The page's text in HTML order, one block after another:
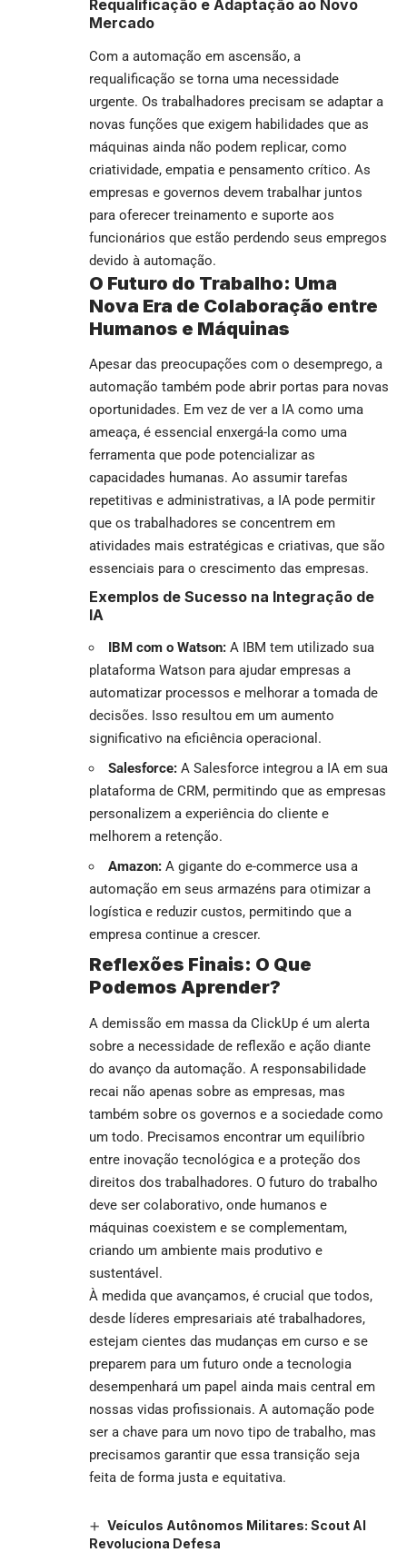
Requalificação e Adaptação ao Novo
Mercado
Com a automação em ascensão, a
requalificação se torna uma necessidade
urgente. Os trabalhadores precisam se adaptar a
novas funções que exigem habilidades que as
máquinas ainda não podem replicar, como
criatividade, empatia e pensamento crítico. As
empresas e governos devem trabalhar juntos
para oferecer treinamento e suporte aos
funcionários que estão perdendo seus empregos
devido à automação.
O Futuro do Trabalho: Uma
Nova Era de Colaboração entre
Humanos e Máquinas
Apesar das preocupações com o desemprego, a
automação também pode abrir portas para novas
oportunidades. Em vez de ver a IA como uma
ameaça, é essencial enxergá-la como uma
ferramenta que pode potencializar as
capacidades humanas. Ao assumir tarefas
repetitivas e administrativas, a IA pode permitir
que os trabalhadores se concentrem em
atividades mais estratégicas e criativas, que são
essenciais para o crescimento das empresas.
Exemplos de Sucesso na Integração de
IA
IBM com o Watson: A IBM tem utilizado sua
plataforma Watson para ajudar empresas a
automatizar processos e melhorar a tomada de
decisões. Isso resultou em um aumento
significativo na eficiência operacional.
Salesforce: A Salesforce integrou a IA em sua
plataforma de CRM, permitindo que as empresas
personalizem a experiência do cliente e
melhorem a retenção.
Amazon: A gigante do e-commerce usa a
automação em seus armazéns para otimizar a
logística e reduzir custos, permitindo que a
empresa continue a crescer.
Reflexões Finais: O Que
Podemos Aprender?
A demissão em massa da ClickUp é um alerta
sobre a necessidade de reflexão e ação diante
do avanço da automação. A responsabilidade
recai não apenas sobre as empresas, mas
também sobre os governos e a sociedade como
um todo. Precisamos encontrar um equilíbrio
entre inovação tecnológica e a proteção dos
direitos dos trabalhadores. O futuro do trabalho
deve ser colaborativo, onde humanos e
máquinas coexistem e se complementam,
criando um ambiente mais produtivo e
sustentável.
À medida que avançamos, é crucial que todos,
desde líderes empresariais até trabalhadores,
estejam cientes das mudanças em curso e se
preparem para um futuro onde a tecnologia
desempenhará um papel ainda mais central em
nossas vidas profissionais. A automação pode
ser a chave para um novo tipo de trabalho, mas
precisamos garantir que essa transição seja
feita de forma justa e equitativa.
Veículos Autônomos Militares: Scout AI
Revoluciona Defesa